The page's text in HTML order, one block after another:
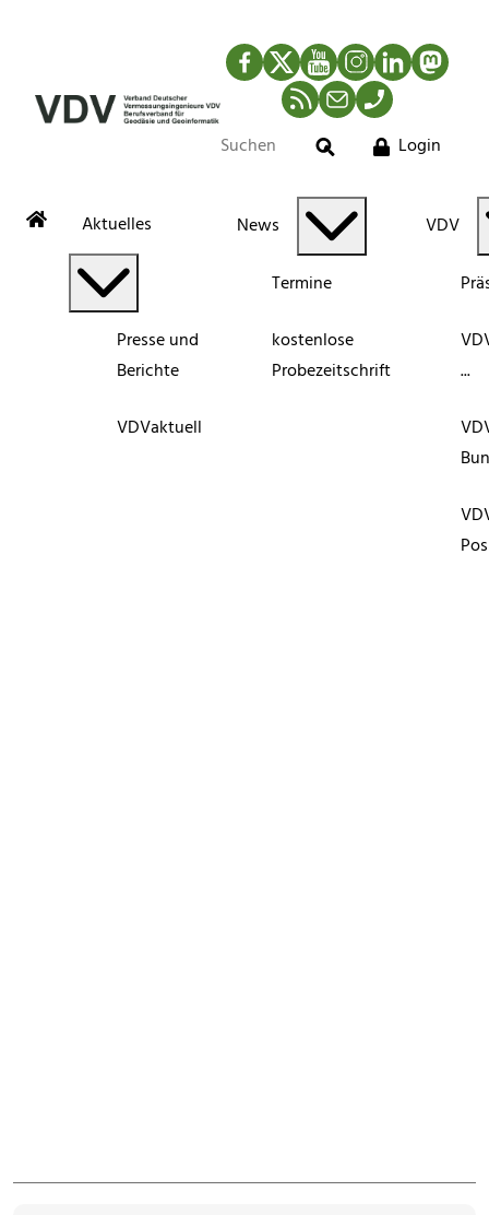
Facebook
TwitterYouTubeInstagram
LinkedIn
RSS-Newsfeed
MailTelefon
Suche
Login
Aktuelles
Presse und
Berichte
VDVaktuell
News
Termine
kostenlose
Probezeitschrift
VDV
...